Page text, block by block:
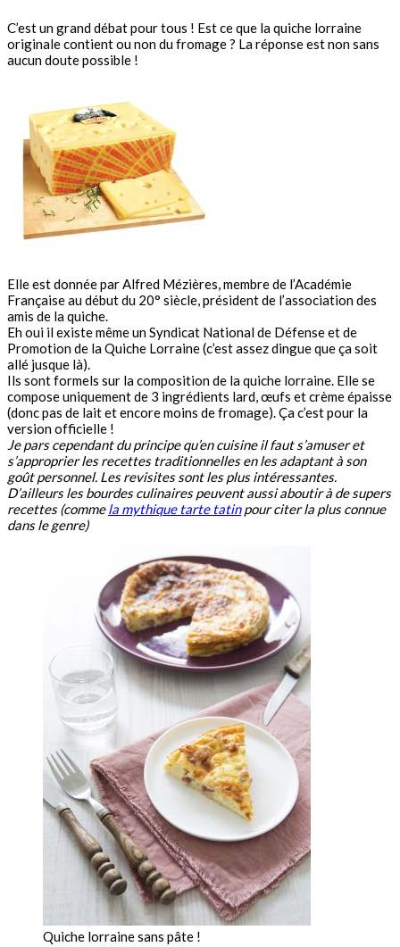
C’est un grand débat pour tous ! Est ce que la quiche lorraine
originale contient ou non du fromage ? La réponse est non sans
aucun doute possible !
Elle est donnée par Alfred Mézières, membre de l’Académie
Française au début du 20° siècle, président de l’association des
amis de la quiche.
Eh oui il existe même un Syndicat National de Défense et de
Promotion de la Quiche Lorraine (c’est assez dingue que ça soit
allé jusque là).
Ils sont formels sur la composition de la quiche lorraine. Elle se
compose uniquement de 3 ingrédients lard, œufs et crème épaisse
(donc pas de lait et encore moins de fromage). Ça c’est pour la
version officielle !
Je pars cependant du principe qu’en cuisine il faut s’amuser et
s’approprier les recettes traditionnelles en les adaptant à son
goût personnel. Les revisites sont les plus intéressantes.
D’ailleurs les bourdes culinaires peuvent aussi aboutir à de supers
recettes (commela mythique tarte tatinpour citer la plus connue
dans le genre)
Quiche lorraine sans pâte !